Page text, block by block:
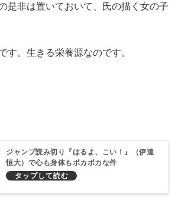
是非は置いておいて、氏の描く女の子
す。生きる栄養源なのです。
ジャンプ読み切り『はるよ、こい！』（伊達
恒大）で心も身体もポカポカな件